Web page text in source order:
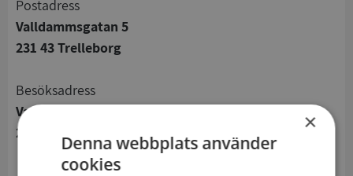
Postadress
Valldammsgatan 5
231 43 Trelleborg
Besöksadress
Valldammsgatan 5
231 43 Trelleborg
×
Denna webbplats använder
cookies